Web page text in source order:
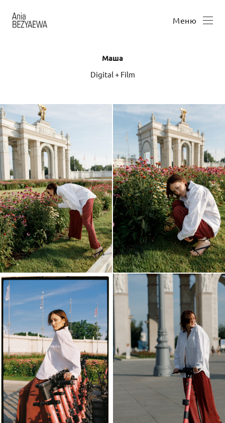
Меню
Маша
Digital + Film